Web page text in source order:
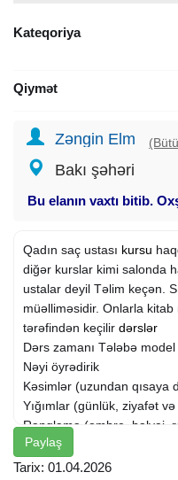
Kateqoriya
Qiymət
Zəngin Elm
Bakı şəhəri
Bu elanın vaxtı bitib.
Qadın saç ustası kursu
diğər kurslar kimi salonda
ustalar deyil Təlim keçən.
müəlliməsidir. Onlarla
tərəfindən keçilir dərslər
Dərs zamanı Tələbə
Nəyi öyrədirik
Kəsimlər (uzundan qısaya
Yığımlar (günlük, ziyafət və
Rəngləmə (ombre, balyaj,
Digər (ukladka, buruqlar,
təmizlənməsi və s)
Paylaş
Tarix: 01.04.2026